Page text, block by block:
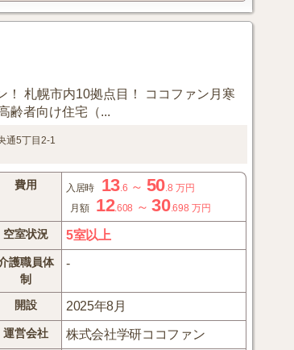
札幌市内10拠点目！ ココファン月寒
齢者向け住宅（...
通5丁目2-1
費用 入居時 13.6 ～ 50.8 万円
月額
12.608 ～30.698 万円
空室状況 5室以上
護職員体
制
-
開設 2025年8月
運営会社 株式会社学研ココファン